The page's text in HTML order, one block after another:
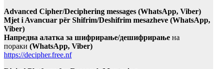
Advanced Cipher/Deciphering messages (WhatsApp, Viber)
Mjet i Avancuar për Shifrim/Deshifrim mesazheve (WhatsApp,
Viber)
Напредна алатка за шифрирање/дешифрирање на
пораки (WhatsApp, Viber)
https://decipher.free.nf